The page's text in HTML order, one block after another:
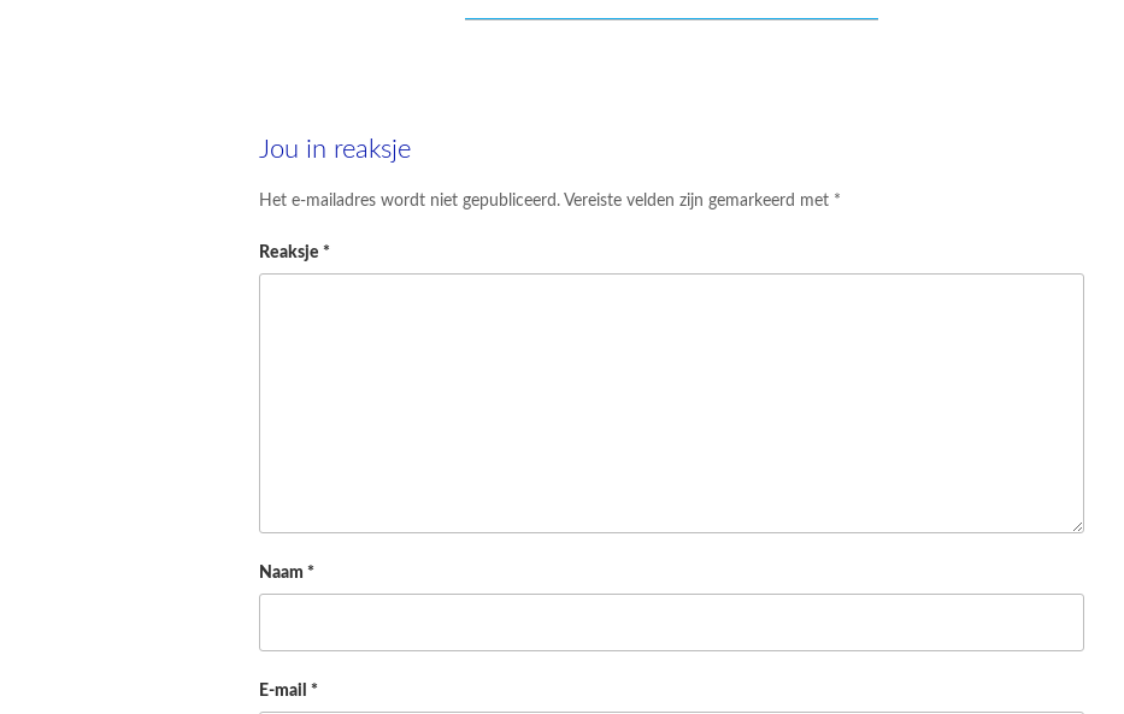
Jou in reaksje
Het e-mailadres wordt niet gepubliceerd. Vereiste velden zijn gemarkeerd met *
Reaksje*
Naam*
E-mail*